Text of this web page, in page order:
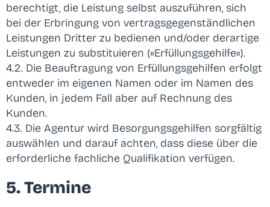
berechtigt, die Leistung selbst auszuführen, sich
bei der Erbringung von vertragsgegenständlichen
Leistungen Dritter zu bedienen und/oder derartige
Leistungen zu substituieren (»Erfüllungsgehilfe«).
4.2. Die Beauftragung von Erfüllungsgehilfen erfolgt
entweder im eigenen Namen oder im Namen des
Kunden, in jedem Fall aber auf Rechnung des
Kunden.
4.3. Die Agentur wird Besorgungsgehilfen sorgfältig
auswählen und darauf achten, dass diese über die
erforderliche fachliche Qualifikation verfügen.
5. Termine